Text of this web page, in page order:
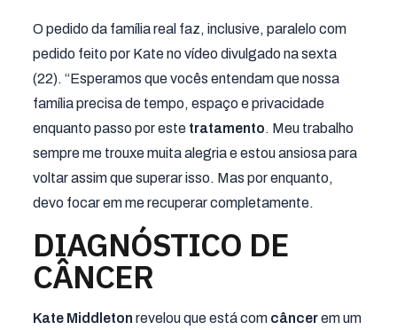
O pedido da família real faz, inclusive, paralelo com
pedido feito por Kate no vídeo divulgado na sexta
(22). “Esperamos que vocês entendam que nossa
família precisa de tempo, espaço e privacidade
enquanto passo por este tratamento. Meu trabalho
sempre me trouxe muita alegria e estou ansiosa para
voltar assim que superar isso. Mas por enquanto,
devo focar em me recuperar completamente.
DIAGNÓSTICO DE
CÂNCER
Kate Middleton revelou que está com câncerem um